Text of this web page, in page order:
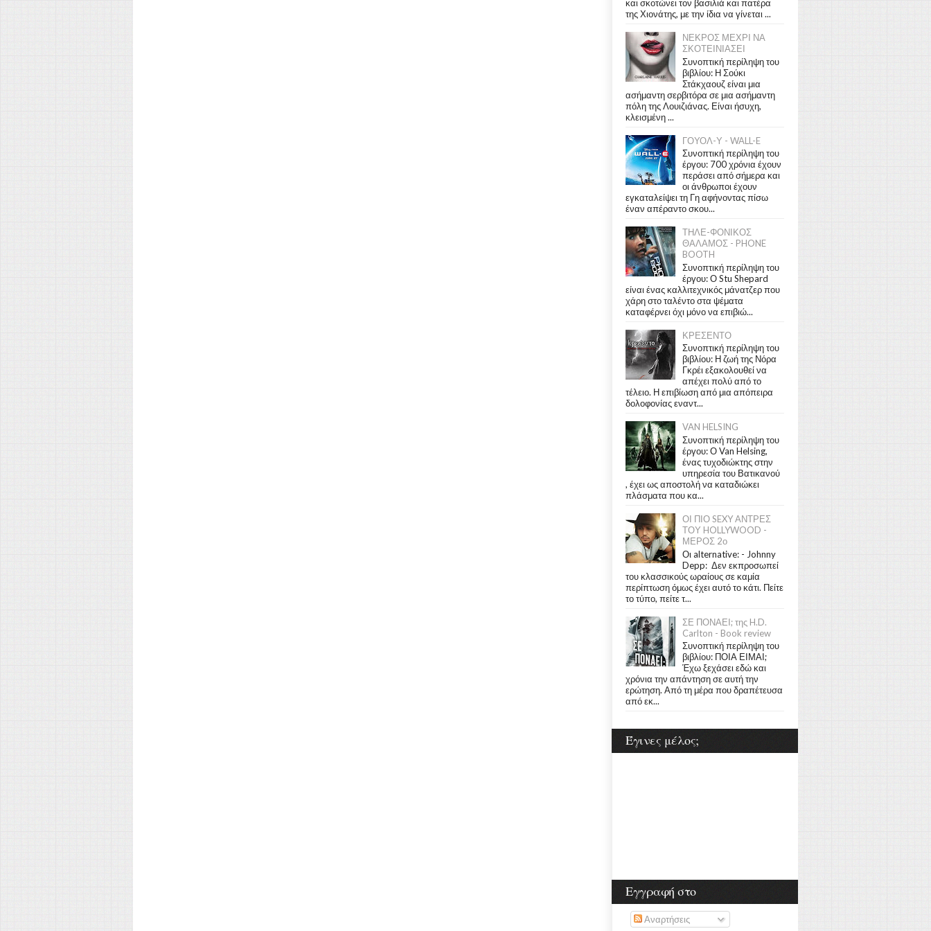
και σκοτώνει τον βασιλιά και πατέρα
της Χιονάτης, με την ίδια να γίνεται ...
ΝΕΚΡΟΣ ΜΕΧΡΙ ΝΑ
ΣΚΟΤΕΙΝΙΑΣΕΙ
Συνοπτική περίληψη του
βιβλίου: Η Σούκι
Στάκχαουζ είναι μια
ασήμαντη σερβιτόρα σε μια ασήμαντη
πόλη της Λουιζιάνας. Είναι ήσυχη,
κλεισμένη ...
ΓΟΥΟΛ-Υ - WALL-E
Συνοπτική περίληψη του
έργου: 700 χρόνια έχουν
περάσει από σήμερα και
οι άνθρωποι έχουν
εγκαταλείψει τη Γη αφήνοντας πίσω
έναν απέραντο σκου...
ΤΗΛΕ-ΦΟΝΙΚΟΣ
ΘΑΛΑΜΟΣ - PHONE
BOOTH
Συνοπτική περίληψη του
έργου: Ο Stu Shepard
είναι ένας καλλιτεχνικός μάνατζερ που
χάρη στο ταλέντο στα ψέματα
καταφέρνει όχι μόνο να επιβιώ...
ΚΡΕΣΕΝΤΟ
Συνοπτική περίληψη του
βιβλίου: Η ζωή της Νόρα
Γκρέι εξακολουθεί να
απέχει πολύ από το
τέλειο. Η επιβίωση από μια απόπειρα
δολοφονίας εναντ...
VAN HELSING
Συνοπτική περίληψη του
έργου: Ο Van Helsing,
ένας τυχοδιώκτης στην
υπηρεσία του Βατικανού
, έχει ως αποστολή να καταδιώκει
πλάσματα που κα...
ΟΙ ΠΙΟ SEXY ΑΝΤΡΕΣ
ΤΟΥ HOLLYWOOD -
ΜΕΡΟΣ 2ο
Οι alternative: - Johnny
Depp: Δεν εκπροσωπεί
του κλασσικούς ωραίους σε καμία
περίπτωση όμως έχει αυτό το κάτι. Πείτε
το τύπο, πείτε τ...
ΣΕ ΠΟΝΑΕΙ; της H.D.
Carlton - Book review
Συνοπτική περίληψη του
βιβλίου: ΠΟΙΑ ΕΙΜΑΙ;
Έχω ξεχάσει εδώ και
χρόνια την απάντηση σε αυτή την
ερώτηση. Από τη μέρα που δραπέτευσα
από εκ...
Έγινες μέλος;
Εγγραφή στο
Αναρτήσεις